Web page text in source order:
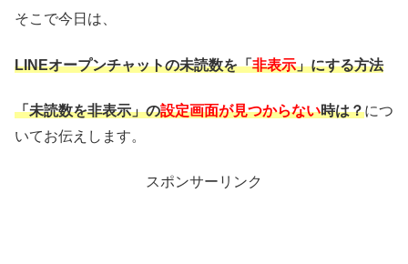
そこで今日は、
LINEオープンチャットの未読数を「非表示」にする方法
「未読数を非表示」の設定画面が見つからない時は？につ
いてお伝えします。
スポンサーリンク